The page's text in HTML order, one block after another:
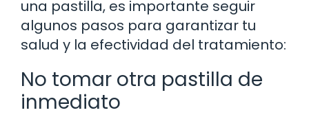
una pastilla, es importante seguir
algunos pasos para garantizar tu
salud y la efectividad del tratamiento:
No tomar otra pastilla de
inmediato